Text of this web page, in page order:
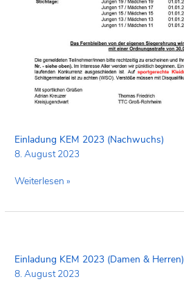
Einladung KEM 2023 (Nachwuchs)
8. August 2023
Weiterlesen »
Einladung KEM 2023 (Damen & Herren)
8. August 2023
2023
(Damen